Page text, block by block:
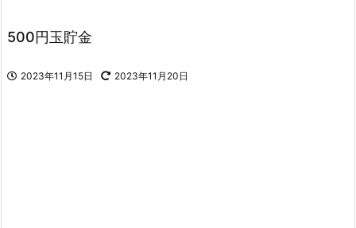
500円玉貯金
2023年11月15日 2023年11月20日